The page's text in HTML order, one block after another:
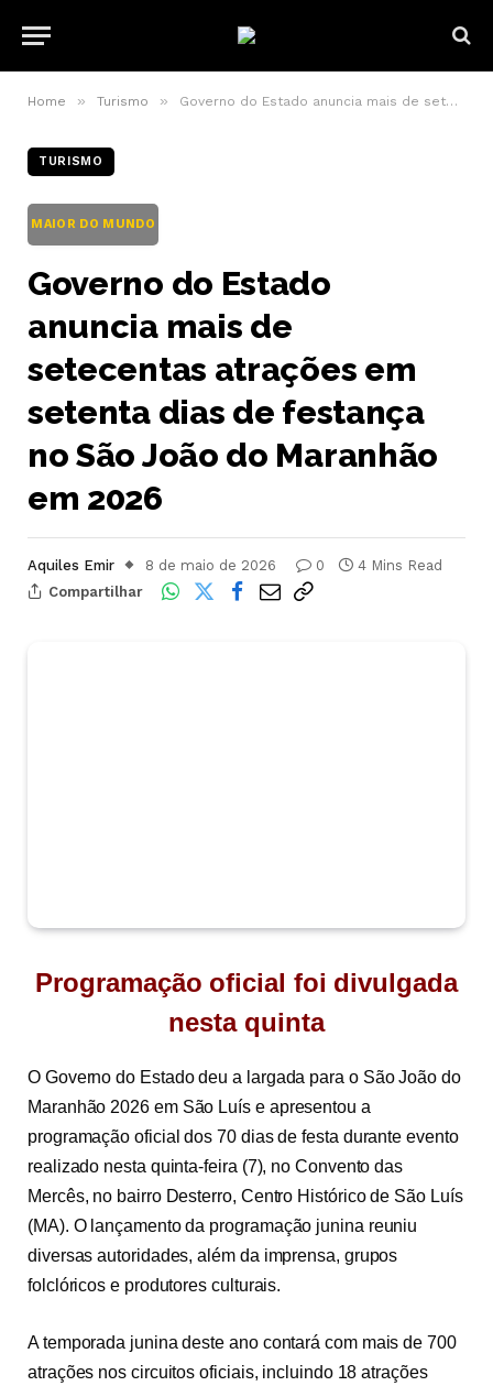
Home » Turismo » Governo do Estado anuncia mais de setecentas atrações em setenta dias de festança no São João do Maranhão em 2026
TURISMO
MAIOR DO MUNDO
Governo do Estado
anuncia mais de
setecentas atrações em
setenta dias de festança
no São João do Maranhão
em 2026
Aquiles Emir 8 de maio de 2026 0
4 Mins Read
Compartilhar
Programação oficial foi divulgada
nesta quinta
O Governo do Estado deu a largada para o São João do
Maranhão 2026 em São Luís e apresentou a
programação oficial dos 70 dias de festa durante evento
realizado nesta quinta-feira (7), no Convento das
Mercês, no bairro Desterro, Centro Histórico de São Luís
(MA). O lançamento da programação junina reuniu
diversas autoridades, além da imprensa, grupos
folclóricos e produtores culturais.
A temporada junina deste ano contará com mais de 700
atrações nos circuitos oficiais, incluindo 18 atrações